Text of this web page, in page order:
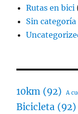
Rutas en bici
Sin categoría
10km (92) A
Bicicleta (92)